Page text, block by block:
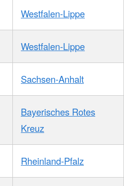
Westfalen-Lippe
Westfalen-Lippe
Sachsen-Anhalt
Bayerisches Rotes
Kreuz
Rheinland-Pfalz